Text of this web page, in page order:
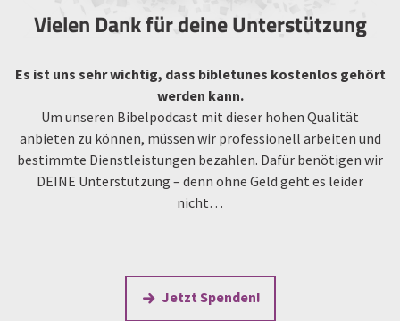
Vielen Dank für deine Unterstützung
Es ist uns sehr wichtig, dass bibletunes kostenlos gehört
werden kann.
Um unseren Bibelpodcast mit dieser hohen Qualität
anbieten zu können, müssen wir professionell arbeiten und
bestimmte Dienstleistungen bezahlen. Dafür benötigen wir
DEINE Unterstützung – denn ohne Geld geht es leider
nicht…
Jetzt Spenden!